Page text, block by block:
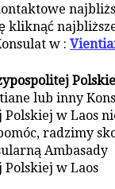
kliknąć
w :
lub inny
Polskiej w Laos
radzimy
Ambasady
Polskiej w Laos